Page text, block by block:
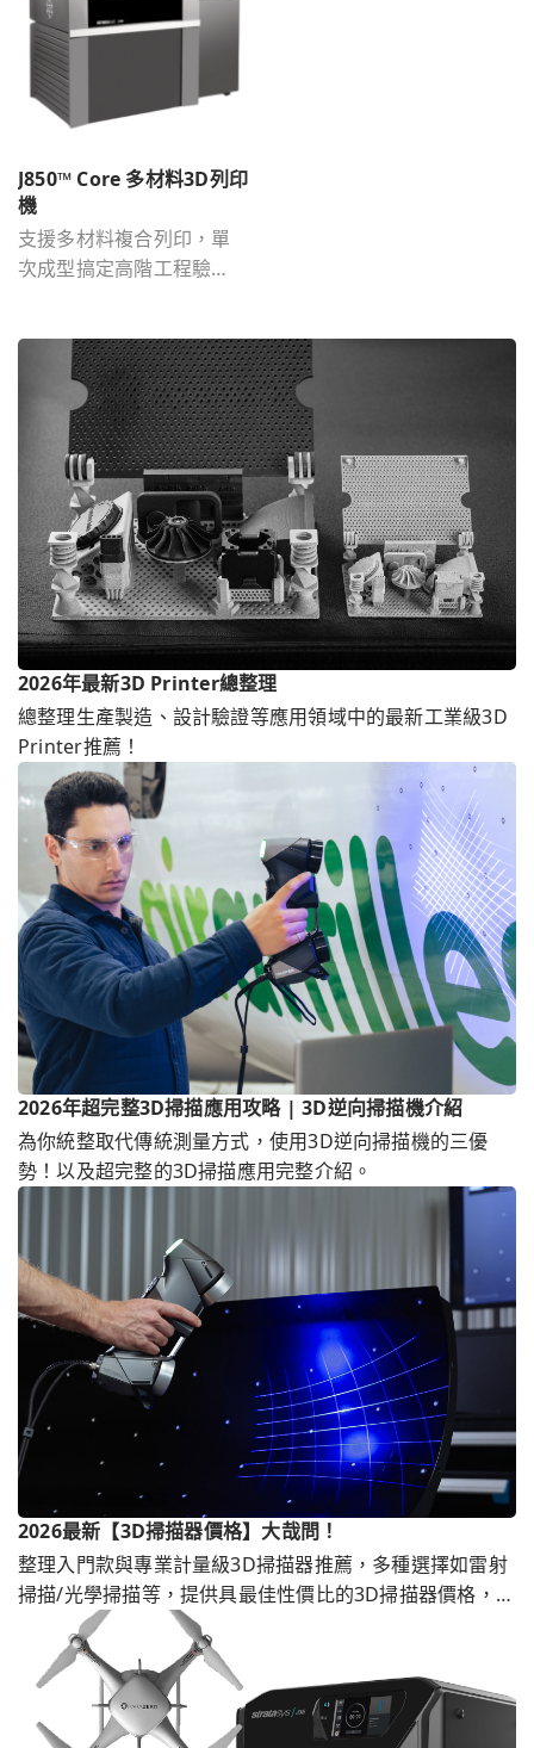
J850™ Core 多材料3D列印
機
支援多材料複合列印，單
次成型搞定高階工程驗
2026年最新3D Printer總整理
總整理生產製造、設計驗證等應用領域中的最新工業級3D
Printer推薦！
2026年超完整3D掃描應用攻略 | 3D逆向掃描機介紹
為你統整取代傳統測量方式，使用3D逆向掃描機的三優
勢！以及超完整的3D掃描應用完整介紹。
2026最新【3D掃描器價格】大哉問！
整理入門款與專業計量級3D掃描器推薦，多種選擇如雷射
掃描/光學掃描等，提供具最佳性價比的3D掃描器價格，另
有3D掃描代工服務，滿足客戶不同3D掃描價格需求。